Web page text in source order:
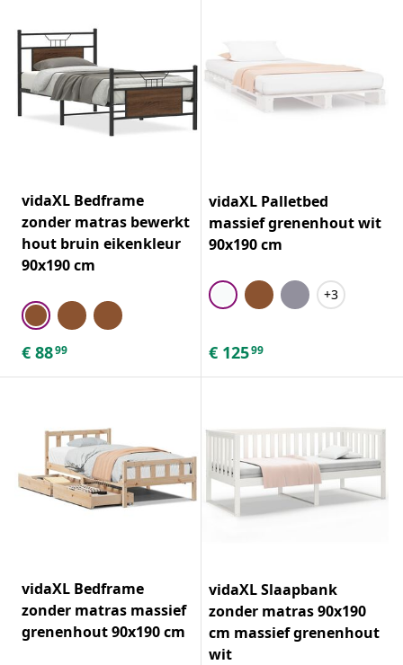
vidaXL Bedframe
zonder matras bewerkt
hout bruin eikenkleur
90x190 cm
€ 8899
vidaXL Palletbed
massief grenenhout wit
90x190 cm
+3
€ 12599
vidaXL Bedframe
zonder matras massief
grenenhout 90x190 cm
vidaXL Slaapbank
zonder matras 90x190
cm massief grenenhout
wit